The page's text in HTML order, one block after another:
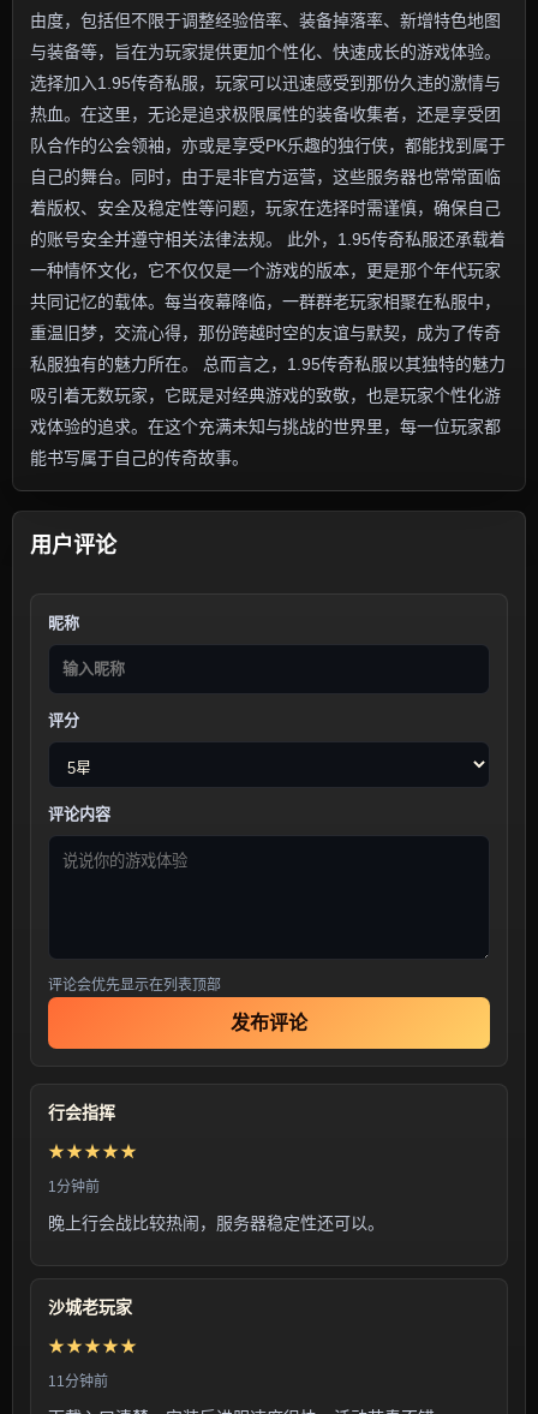
由度，包括但不限于调整经验倍率、装备掉落率、新增特色地图
与装备等，旨在为玩家提供更加个性化、快速成长的游戏体验。
选择加入1.95传奇私服，玩家可以迅速感受到那份久违的激情与
热血。在这里，无论是追求极限属性的装备收集者，还是享受团
队合作的公会领袖，亦或是享受PK乐趣的独行侠，都能找到属于
自己的舞台。同时，由于是非官方运营，这些服务器也常常面临
着版权、安全及稳定性等问题，玩家在选择时需谨慎，确保自己
的账号安全并遵守相关法律法规。 此外，1.95传奇私服还承载着
一种情怀文化，它不仅仅是一个游戏的版本，更是那个年代玩家
共同记忆的载体。每当夜幕降临，一群群老玩家相聚在私服中，
重温旧梦，交流心得，那份跨越时空的友谊与默契，成为了传奇
私服独有的魅力所在。 总而言之，1.95传奇私服以其独特的魅力
吸引着无数玩家，它既是对经典游戏的致敬，也是玩家个性化游
戏体验的追求。在这个充满未知与挑战的世界里，每一位玩家都
能书写属于自己的传奇故事。
用户评论
昵称
评分
评论内容
评论会优先显示在列表顶部
发布评论
行会指挥
★★★★★
1分钟前
晚上行会战比较热闹，服务器稳定性还可以。
沙城老玩家
★★★★★
11分钟前